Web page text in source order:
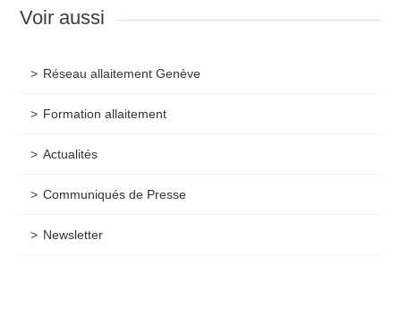
Voir aussi
Réseau allaitement Genève
Formation allaitement
Actualités
Communiqués de Presse
Newsletter